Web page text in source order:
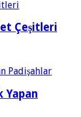
Çeşitleri
Yapan